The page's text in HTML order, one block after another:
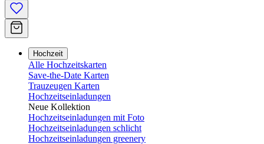
Hochzeit
Alle Hochzeitskarten
Save-the-Date Karten
Trauzeugen Karten
Hochzeitseinladungen
Neue Kollektion
Hochzeitseinladungen mit Foto
Hochzeitseinladungen schlicht
Hochzeitseinladungen greenery